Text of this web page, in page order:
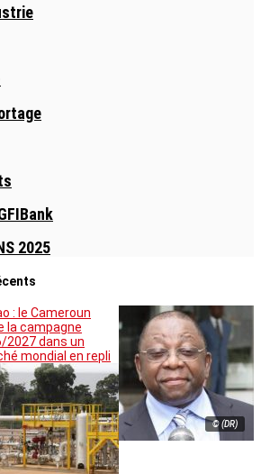
2025
© (DR)
: le Cameroun
la campagne
2027 dans un
mondial en repli